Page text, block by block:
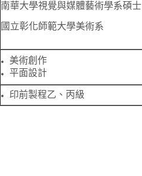
南華大學視覺與媒體藝術學系碩士
國立彰化師範大學美術系
美術創作
平面設計
印前製程乙、丙級